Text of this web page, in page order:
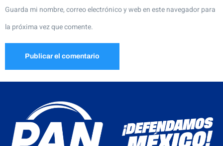
Guarda mi nombre, correo electrónico y web en este navegador para
la próxima vez que comente.